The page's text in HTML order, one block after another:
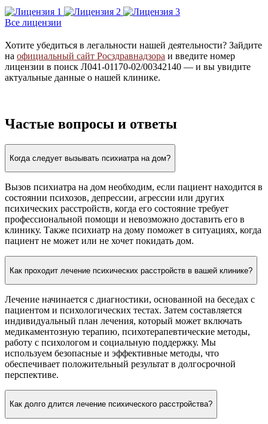
Все лицензии
Хотите убедиться в легальности нашей деятельности? Зайдите
на официальный сайт Росздравнадзора и введите номер
лицензии в поиск Л041-01170-02/00342140 — и вы увидите
актуальные данные о нашей клинике.
Частые вопросы и ответы
Когда следует вызывать психиатра на дом?
Вызов психиатра на дом необходим, если пациент находится в
состоянии психозов, депрессии, агрессии или других
психических расстройств, когда его состояние требует
профессиональной помощи и невозможно доставить его в
клинику. Также психиатр на дому поможет в ситуациях, когда
пациент не может или не хочет покидать дом.
Как проходит лечение психических расстройств в вашей клинике?
Лечение начинается с диагностики, основанной на беседах с
пациентом и психологических тестах. Затем составляется
индивидуальный план лечения, который может включать
медикаментозную терапию, психотерапевтические методы,
работу с психологом и социальную поддержку. Мы
используем безопасные и эффективные методы, что
обеспечивает положительный результат в долгосрочной
перспективе.
Как долго длится лечение психического расстройства?